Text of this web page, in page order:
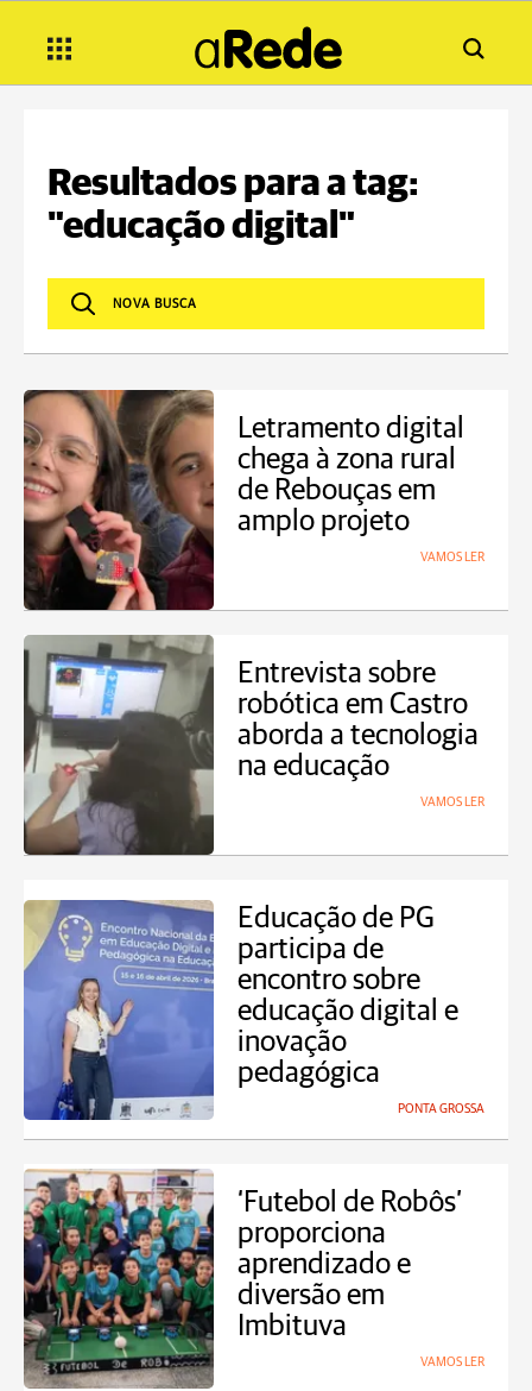
Resultados para a tag:
"educação digital"
Letramento digital
chega à zona rural
de Rebouças em
amplo projeto
VAMOS LER
Entrevista sobre
robótica em Castro
aborda a tecnologia
na educação
VAMOS LER
Educação de PG
participa de
encontro sobre
educação digital e
inovação
pedagógica
PONTA GROSSA
‘Futebol de Robôs’
proporciona
aprendizado e
diversão em
Imbituva
VAMOS LER